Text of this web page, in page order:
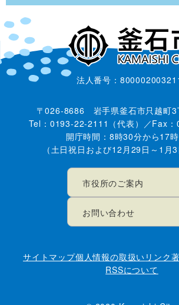
法人番号：
〒026-8686 岩手県釜石市只越町3
Tel：0193-22-2111（代表）／Fax
開庁時間：8時30分から17
（土日祝日および12月29日～1月3
市役所のご案内
お問い合わせ
サイトマップ個人情報の取扱い リンク
RSSについて